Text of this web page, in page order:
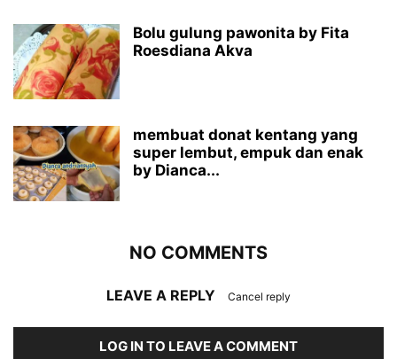
Bolu gulung pawonita by Fita
Roesdiana Akva
membuat donat kentang yang
super lembut, empuk dan enak
by Dianca...
NO COMMENTS
LEAVE A REPLY Cancel reply
LOG IN TO LEAVE A COMMENT